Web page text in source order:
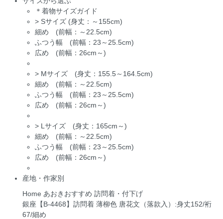
＊着物サイズガイド
> Sサイズ (身丈：～155cm)
細め (前幅：～22.5cm)
ふつう幅 (前幅：23～25.5cm)
広め (前幅：26cm～)
> Mサイズ (身丈：155.5～164.5cm)
細め (前幅：～22.5cm)
ふつう幅 (前幅：23～25.5cm)
広め (前幅：26cm～)
> Lサイズ (身丈：165cm～)
細め (前幅：～22.5cm)
ふつう幅 (前幅：23～25.5cm)
広め (前幅：26cm～)
産地・作家別
Home あおきおすすめ 訪問着・付下げ
銀座【B-4468】訪問着 薄柳色 唐花文（落款入）:身丈152/裄
67/細め